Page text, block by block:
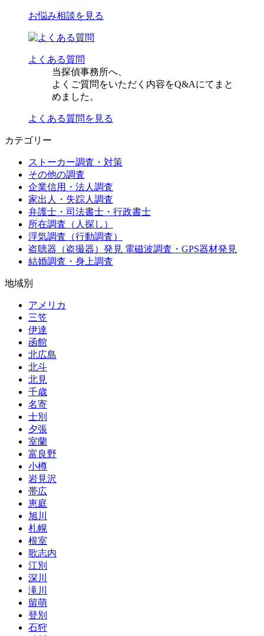
お悩み相談を見る
よくある質問
当探偵事務所へ、
よくご質問をいただく内容をQ&Aにてまと
めました。
よくある質問を見る
カテゴリー
ストーカー調査・対策
その他の調査
企業信用・法人調査
家出人・失踪人調査
弁護士・司法書士・行政書士
所在調査（人探し）
浮気調査（行動調査）
盗聴器（盗撮器）発見 電磁波調査・GPS器材発見
結婚調査・身上調査
地域別
アメリカ
三笠
伊達
函館
北広島
北斗
北見
千歳
名寄
士別
夕張
室蘭
富良野
小樽
岩見沢
帯広
恵庭
旭川
札幌
根室
歌志内
江別
深川
滝川
留萌
登別
石狩